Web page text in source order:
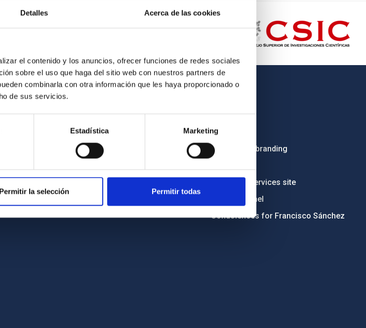
Detalles Acerca de las cookies
el contenido y los anuncios, ofrecer funciones de redes sociales
sobre el uso que haga del sitio web con nuestros partners de
combinarla con otra información que les haya proporcionado o
de sus servicios.
Estadística Marketing
Permitir la selección Permitir todas
IAC PORTAL
Sitemap
Privacy policy
Legal notice
Employment
Tenders
Institutional branding
Electronic services site
Ethics channel
Condolences for Francisco Sánchez